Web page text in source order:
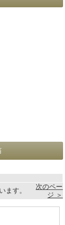
ます。
次のペー
ジ ＞